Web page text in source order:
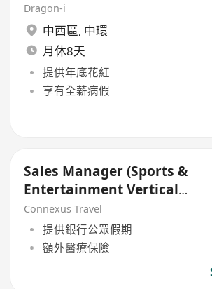
Dragon-i
中西區, 中環
月休8天
提供年底花紅
享有全薪病假
Sales Manager (Sports &
Entertainment Vertical
Specialist)
Connexus Travel
提供銀行公眾假期
額外醫療保險